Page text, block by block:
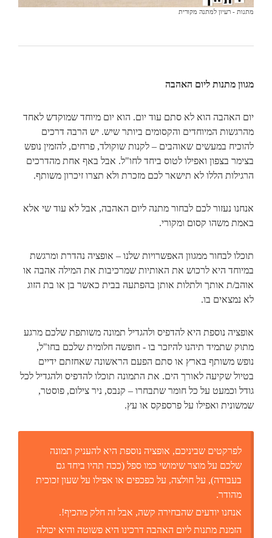
מתנות - רעיון למתנה מקורית
מגוון מתנות ליום האהבה
יום האהבה הוא לא סתם עוד יום. הוא יום מיוחד שמוקדש לאחד
מהרגשות המיוחדים והקסומים ביותר שיש. יש הרבה דרכים
להוכיח במעשים שאוהבים – לקנות שוקולד, פרחים, להזמין נופש
בצימר בצפון ואפילו לטוס ביחד לחו"ל. אבל באף אחת מהדרכים
הרגילות הללו לא תישאר לכם מזכרת ולא תצרו זיכרון משותף.
אנחנו נעזור לכם לבחור מתנה ליום האהבה, אבל לא עוד שי אלא
באמת משהו קסום ומקורי.
תוכלו לבחור ממגוון האפשרויות שלנו – אופציה נהדרת ומרגשת
במיוחד היא לרכוש את האותיות שמרכיבות את המילה אהבה או
אוהב/ת אותך ולתלות אותן בהפתעה בבית כאשר בן או בת הזוג
לא נמצאים בו.
אופציה נוספת היא להדפיס ולהגדיל תמונה משותפת שלכם מרגע
מתוק שתמיד תיהנו להיזכר בו - חופשה חלומית שלכם בחו"ל,
נופש משותף בארץ או סתם הפעם הראשונה שאחזתם ידיים
בטיול שקיעה לאורך הים. את התמונה תוכלו להדפיס ולהגדיל לכל
גודל וכמעט על כל חומר שתבחרו – קנבס, ניר צילום, פוסטר,
שמשונית ואפילו על פרספקס או עץ.
לפרקטים שביניכם, אופציה נוספת היא להעניק תמונה
שלכם על מוצר שימושי כמו ספל (ככה תהיו ביחד גם
בעבודה), על חולצה, על כפכפים או אפילו על שעון זכוכית
מהודר.
אנחנו יודעים שהבחירה קשה, אבל זה חלק מהכיף!.
הזמנת מתנות ליום האהבה דרכינו היא פשוטה והיא יכולה